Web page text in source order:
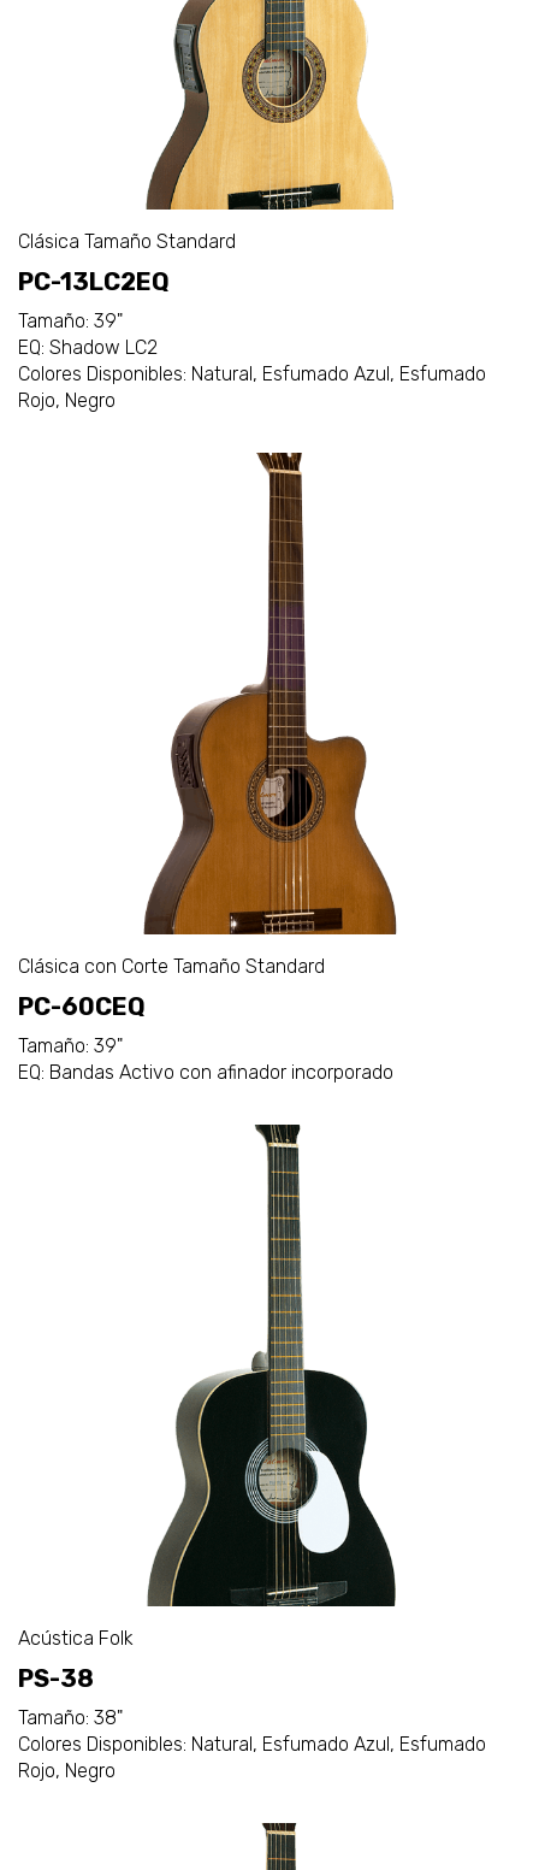
Clásica Tamaño Standard
PC-13LC2EQ
Tamaño: 39"
EQ: Shadow LC2
Colores Disponibles: Natural, Esfumado Azul, Esfumado
Rojo, Negro
Clásica con Corte Tamaño Standard
PC-60CEQ
Tamaño: 39"
EQ: Bandas Activo con afinador incorporado
Acústica Folk
PS-38
Tamaño: 38"
Colores Disponibles: Natural, Esfumado Azul, Esfumado
Rojo, Negro